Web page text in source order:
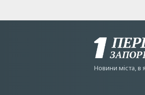
Новини мiста, в